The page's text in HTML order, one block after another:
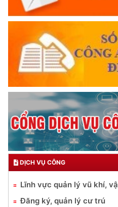
DỊCH VỤ CÔNG
Lĩnh vực quản lý vũ khí,
Đăng ký, quản lý cư trú